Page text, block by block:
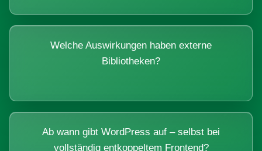
Welche Auswirkungen haben externe
Bibliotheken?
Ab wann gibt WordPress auf – selbst bei
vollständig entkoppeltem Frontend?